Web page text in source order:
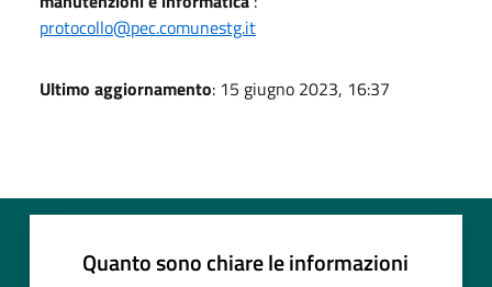
protocollo@pec.comunestg.it
Ultimo aggiornamento: 15 giugno 2023, 16:37
Quanto sono chiare le informazioni